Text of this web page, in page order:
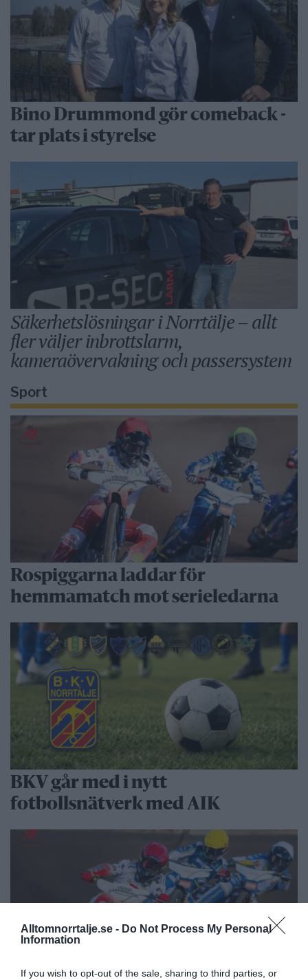
Alltomnorrtalje.se - Do Not Process My Personal
Information
If you wish to opt-out of the sale, sharing to third parties, or
Bino Drummond gör comeback -
tar plats i styrelse
Säkerhetslösningar i Norrtälje – allt
fler väljer inbrottslarm,
kameraövervakning och passersystem
Sport
Rospiggarna laddar för
hemmamatch mot serieledarna
BKV går med i nytt
fotbollsnätverk med AIK